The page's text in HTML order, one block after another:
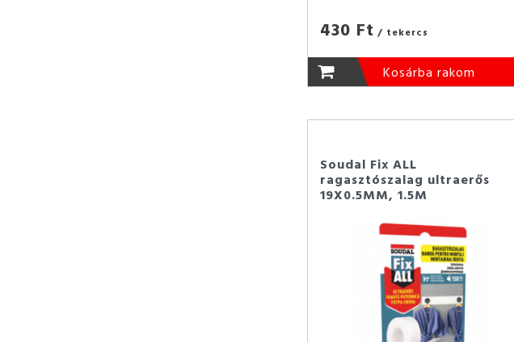
430 Ft / tekercs
Kosárba rakom
Soudal Fix ALL
ragasztószalag ultraerős
19X0.5MM, 1.5M